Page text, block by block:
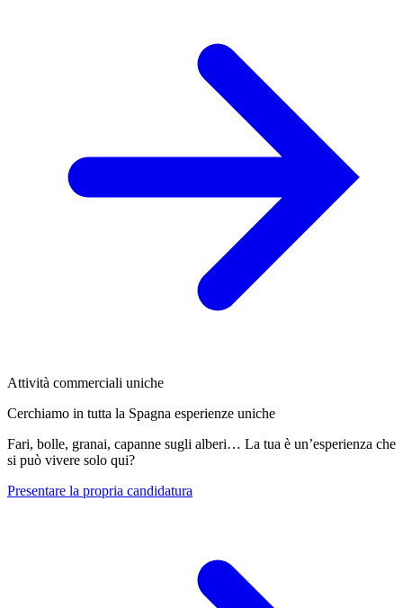
Attività commerciali uniche
Cerchiamo in tutta la Spagna esperienze uniche
Fari, bolle, granai, capanne sugli alberi… La tua è un’esperienza che
si può vivere solo qui?
Presentare la propria candidatura